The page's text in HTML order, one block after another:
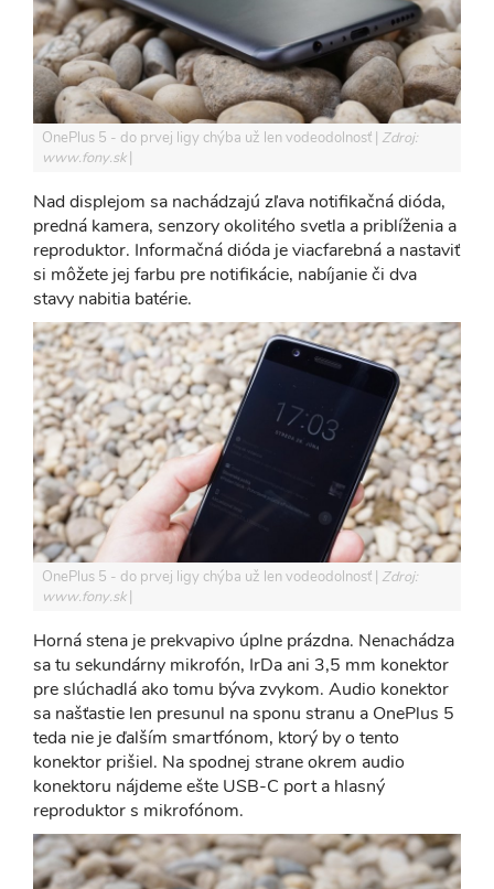
OnePlus 5 - do prvej ligy chýba už len vodeodolnosť Zdroj:
www.fony.sk
Nad displejom sa nachádzajú zľava notifikačná dióda,
predná kamera, senzory okolitého svetla a priblíženia a
reproduktor. Informačná dióda je viacfarebná a nastaviť
si môžete jej farbu pre notifikácie, nabíjanie či dva
stavy nabitia batérie.
OnePlus 5 - do prvej ligy chýba už len vodeodolnosť Zdroj:
www.fony.sk
Horná stena je prekvapivo úplne prázdna. Nenachádza
sa tu sekundárny mikrofón, IrDa ani 3,5 mm konektor
pre slúchadlá ako tomu býva zvykom. Audio konektor
sa našťastie len presunul na sponu stranu a OnePlus 5
teda nie je ďalším smartfónom, ktorý by o tento
konektor prišiel. Na spodnej strane okrem audio
konektoru nájdeme ešte USB-C port a hlasný
reproduktor s mikrofónom.